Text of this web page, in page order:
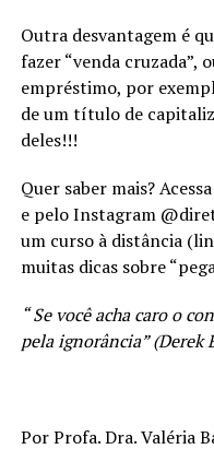
Outra desvantagem é
fazer “venda cruzada”,
empréstimo, por
de um título de
deles!!!
Quer saber mais?
e pelo Instagram
um curso à distância
muitas dicas sobre
“ Se você acha caro o
pela ignorância” (Derek
Por Profa. Dra. Valéria